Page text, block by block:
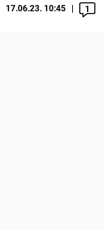
17.06.23. 10:45 1